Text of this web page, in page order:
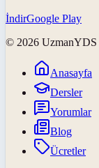
İndirGoogle Play
© 2026 UzmanYDS
Anasayfa
Dersler
Yorumlar
Blog
Ücretler